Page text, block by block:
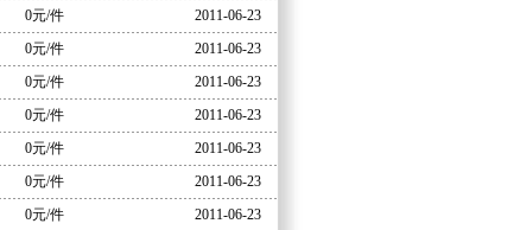
0元/件
2011-06-23
0元/件
2011-06-23
0元/件
2011-06-23
0元/件
2011-06-23
0元/件
2011-06-23
0元/件
2011-06-23
0元/件
2011-06-23